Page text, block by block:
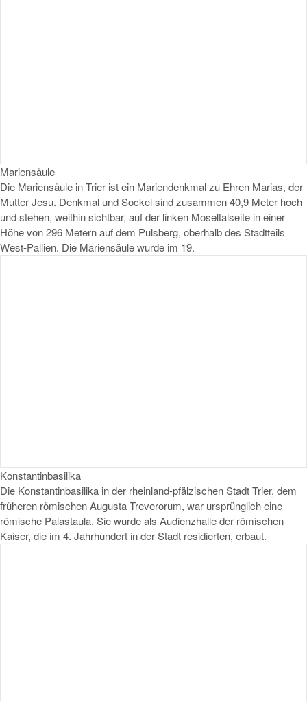
Mariensäule
Die Mariensäule in Trier ist ein Mariendenkmal zu Ehren Marias, der
Mutter Jesu. Denkmal und Sockel sind zusammen 40,9 Meter hoch
und stehen, weithin sichtbar, auf der linken Moseltalseite in einer
Höhe von 296 Metern auf dem Pulsberg, oberhalb des Stadtteils
West-Pallien. Die Mariensäule wurde im 19.
Konstantinbasilika
Die Konstantinbasilika in der rheinland-pfälzischen Stadt Trier, dem
früheren römischen Augusta Treverorum, war ursprünglich eine
römische Palastaula. Sie wurde als Audienzhalle der römischen
Kaiser, die im 4. Jahrhundert in der Stadt residierten, erbaut.